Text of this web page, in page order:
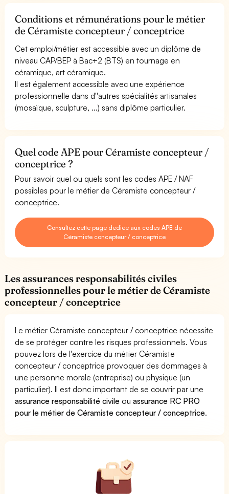
Conditions et rémunérations pour le métier
de Céramiste concepteur / conceptrice
Cet emploi/métier est accessible avec un diplôme de
niveau CAP/BEP à Bac+2 (BTS) en tournage en
céramique, art céramique.
Il est également accessible avec une expérience
professionnelle dans d''autres spécialités artisanales
(mosaïque, sculpture, ...) sans diplôme particulier.
Quel code APE pour Céramiste concepteur /
conceptrice ?
Pour savoir quel ou quels sont les codes APE / NAF
possibles pour le métier de Céramiste concepteur /
conceptrice.
Consultez cette page dédiée aux codes APE de
Céramiste concepteur / conceptrice
Les assurances responsabilités civiles
professionnelles pour le métier de Céramiste
concepteur / conceptrice
Le métier Céramiste concepteur / conceptrice nécessite
de se protéger contre les risques professionnels. Vous
pouvez lors de l'exercice du métier Céramiste
concepteur / conceptrice provoquer des dommages à
une personne morale (entreprise) ou physique (un
particulier). Il est donc important de se couvrir par une
assurance responsabilité civile ouassurance RC PRO
pour le métier de Céramiste concepteur / conceptrice.